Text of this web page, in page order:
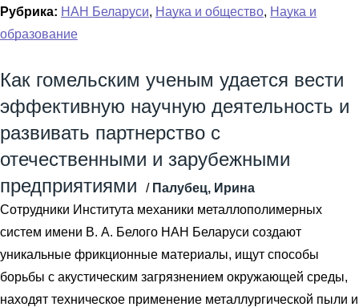
Рубрика: НАН Беларуси, Наука и общество, Наука и
образование
Как гомельским ученым удается вести
эффективную научную деятельность и
развивать партнерство с
отечественными и зарубежными
предприятиями
/ Палубец, Ирина
Сотрудники Института механики металлополимерных
систем имени В. А. Белого НАН Беларуси создают
уникальные фрикционные материалы, ищут способы
борьбы с акустическим загрязнением окружающей среды,
находят техническое применение металлургической пыли и